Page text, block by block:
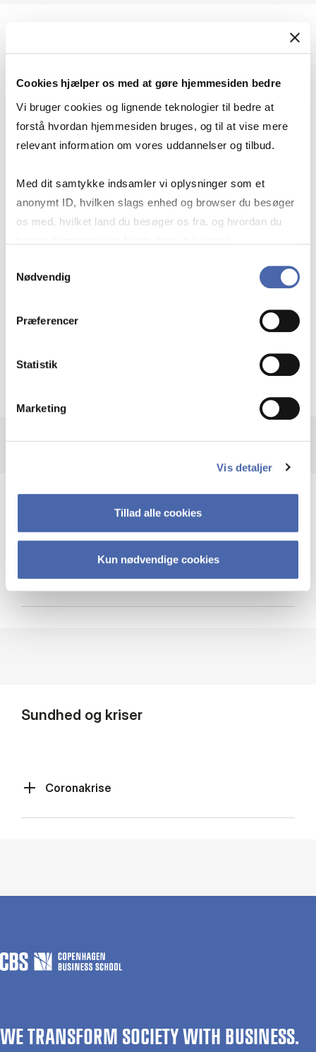
Cookies hjælper os med at gøre hjemmesiden bedre
Vi bruger cookies og lignende teknologier til bedre at
forstå hvordan hjemmesiden bruges, og til at vise mere
relevant information om vores uddannelser og tilbud.
Med dit samtykke indsamler vi oplysninger som et
anonymt ID, hvilken slags enhed og browser du besøger
os med, hvilket land du besøger os fra, og hvordan du
markedsføring. Du bestemmer selv - og kan altid trække
Nødvendig
Præferencer
Statistik
Marketing
Vis detaljer
Tillad alle cookies
Kun nødvendige cookies
Geopolitik og businesssikkerhed
navigerer man som virksomhed?
Krigen i Ukraine
Cybersikkerhed
Sundhed og kriser
Coronakrise
WE TRANSFORM SOCIETY WITH BUSINESS.